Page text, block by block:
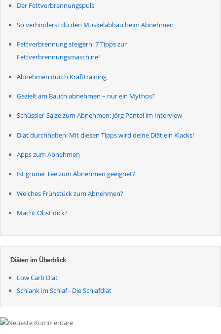
Der Fettverbrennungspuls
So verhinderst du den Muskelabbau beim Abnehmen
Fettverbrennung steigern: 7 Tipps zur
Fettverbrennungsmaschine!
Abnehmen durch Krafttraining
Gezielt am Bauch abnehmen – nur ein Mythos?
Schüssler-Salze zum Abnehmen: Jörg Pantel im Interview
Diät durchhalten: Mit diesen Tipps wird deine Diät ein Klacks!
Apps zum Abnehmen
Ist grüner Tee zum Abnehmen geeignet?
Welches Frühstück zum Abnehmen?
Macht Obst dick?
Diäten im Überblick
Low Carb Diät
Schlank im Schlaf - Die Schlafdiät